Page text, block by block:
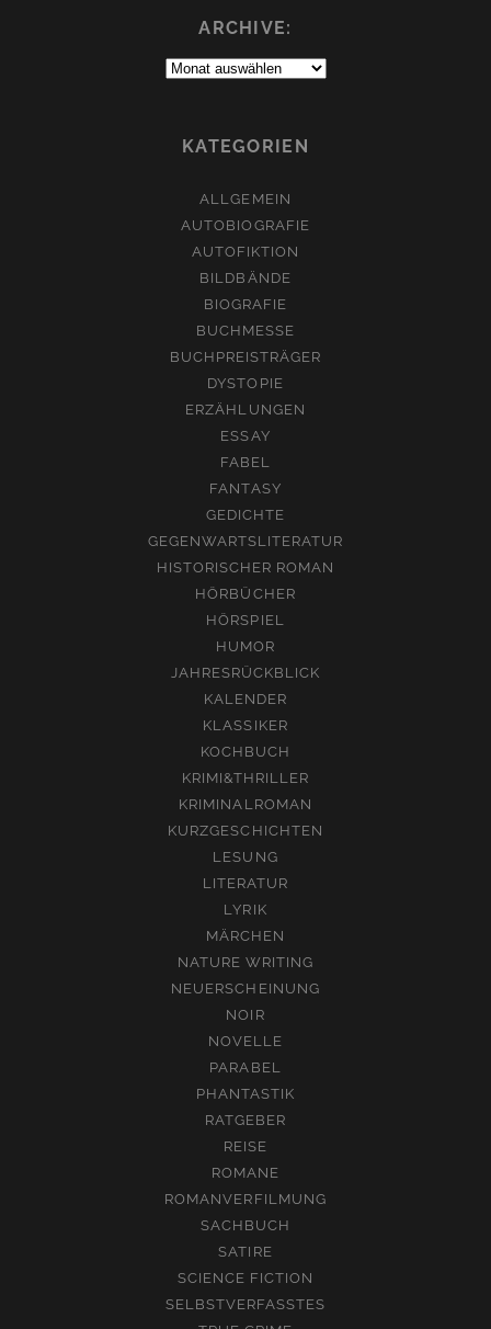
ARCHIVE:
Archive:
KATEGORIEN
ALLGEMEIN
AUTOBIOGRAFIE
AUTOFIKTION
BILDBÄNDE
BIOGRAFIE
BUCHMESSE
BUCHPREISTRÄGER
DYSTOPIE
ERZÄHLUNGEN
ESSAY
FABEL
FANTASY
GEDICHTE
GEGENWARTSLITERATUR
HISTORISCHER ROMAN
HÖRBÜCHER
HÖRSPIEL
HUMOR
JAHRESRÜCKBLICK
KALENDER
KLASSIKER
KOCHBUCH
KRIMI&THRILLER
KRIMINALROMAN
KURZGESCHICHTEN
LESUNG
LITERATUR
LYRIK
MÄRCHEN
NATURE WRITING
NEUERSCHEINUNG
NOIR
NOVELLE
PARABEL
PHANTASTIK
RATGEBER
REISE
ROMANE
ROMANVERFILMUNG
SACHBUCH
SATIRE
SCIENCE FICTION
SELBSTVERFASSTES